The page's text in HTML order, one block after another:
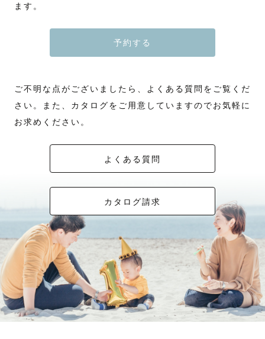
ます。
予約する
ご不明な点がございましたら、よくある質問をご覧くだ
さい。また、カタログをご用意していますのでお気軽に
お求めください。
よくある質問
カタログ請求